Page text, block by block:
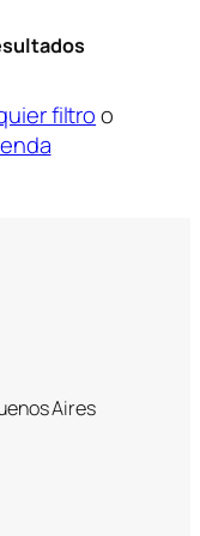
filtroo
Aires